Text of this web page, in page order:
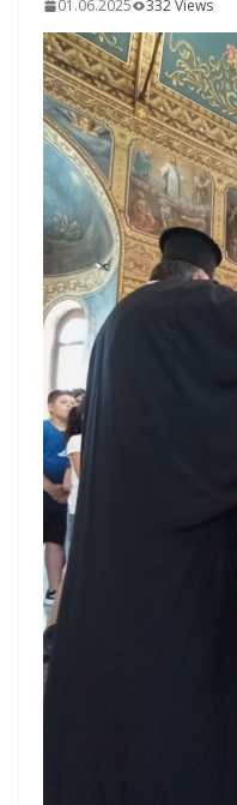
01.06.2025 332 Views